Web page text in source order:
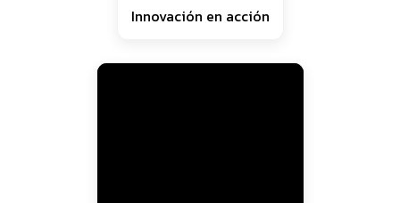
Innovación en acción